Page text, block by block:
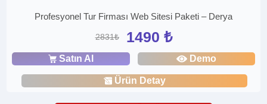
Profesyonel Tur Firması Web Sitesi Paketi – Derya
2831₺ 1490 ₺
Satın Al Demo
Ürün Detay